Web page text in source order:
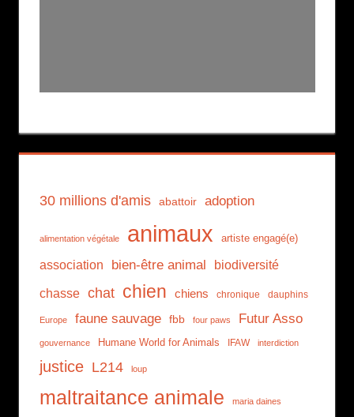
30 millions d'amis abattoir adoption
alimentation végétale animaux artiste engagé(e)
association bien-être animal biodiversité
chasse chat chien chiens chronique dauphins
Europe faune sauvage fbb four paws Futur Asso
gouvernance Humane World for Animals IFAW interdiction
justice L214 loup
maltraitance animale maria daines